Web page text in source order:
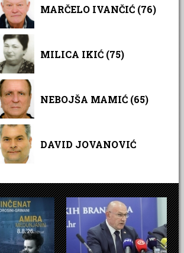
MARČELO IVANČIĆ (76)
MILICA IKIĆ (75)
NEBOJŠA MAMIĆ (65)
DAVID JOVANOVIĆ